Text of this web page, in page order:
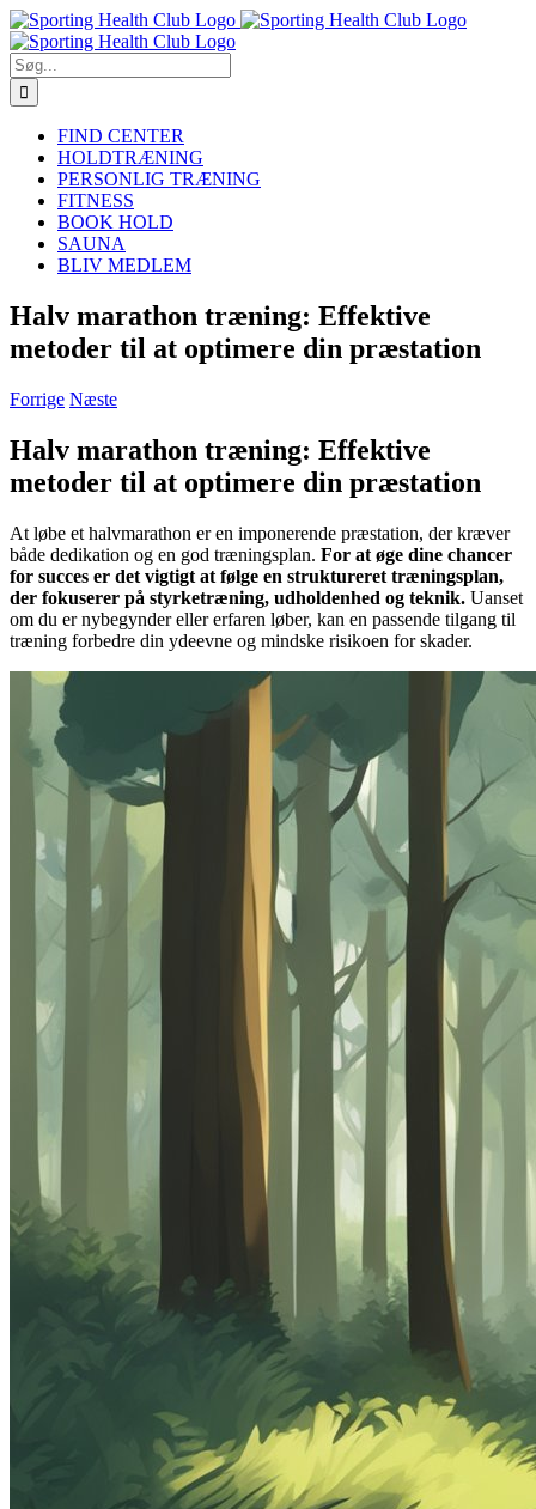
Skip
to
content
Søg
efter:
FIND CENTER
HOLDTRÆNING
PERSONLIG TRÆNING
FITNESS
BOOK HOLD
SAUNA
BLIV MEDLEM
Halv marathon træning: Effektive
metoder til at optimere din præstation
Forrige Næste
Halv marathon træning: Effektive
metoder til at optimere din præstation
At løbe et halvmarathon er en imponerende præstation, der kræver
både dedikation og en god træningsplan. For at øge dine chancer
for succes er det vigtigt at følge en struktureret træningsplan,
der fokuserer på styrketræning, udholdenhed og teknik. Uanset
om du er nybegynder eller erfaren løber, kan en passende tilgang til
træning forbedre din ydeevne og mindske risikoen for skader.